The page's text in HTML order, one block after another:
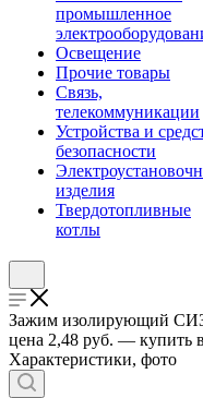
промышленное
Освещение
Прочие товары
Связь,
телекоммуникации
Устройства и
безопасности
изделия
Твердотопливные
котлы
Зажим изолирующий
цена 2,48 руб. — купить
Характеристики, фото